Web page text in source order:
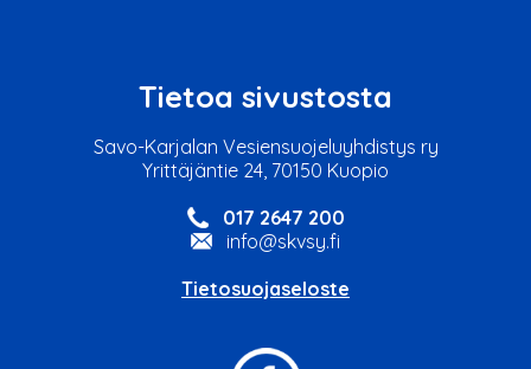
Tietoa sivustosta
Savo-Karjalan Vesiensuojeluyhdistys ry
Yrittäjäntie 24, 70150 Kuopio
017 2647 200
info@skvsy.fi
Tietosuojaseloste